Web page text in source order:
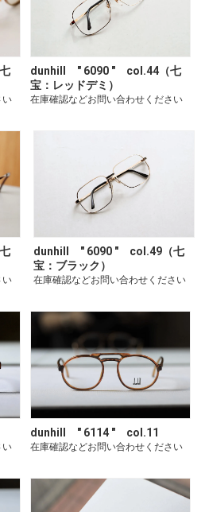
い
dunhill " 6090 " col.44（七
宝：レッドデミ）
在庫確認などお問い合わせください
い
dunhill " 6090 " col.49（七
宝：ブラック）
在庫確認などお問い合わせください
い
dunhill " 6114 " col.11
在庫確認などお問い合わせください